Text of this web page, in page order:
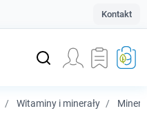
Kontakt
Witaminy i minerały